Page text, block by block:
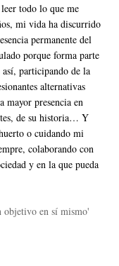
todo lo que me
mi vida ha discurrido
permanente del
porque forma parte
participando de la
alternativas
mayor presencia en
de su historia… Y
o cuidando mi
colaborando con
y en la que pueda
en sí mismo'